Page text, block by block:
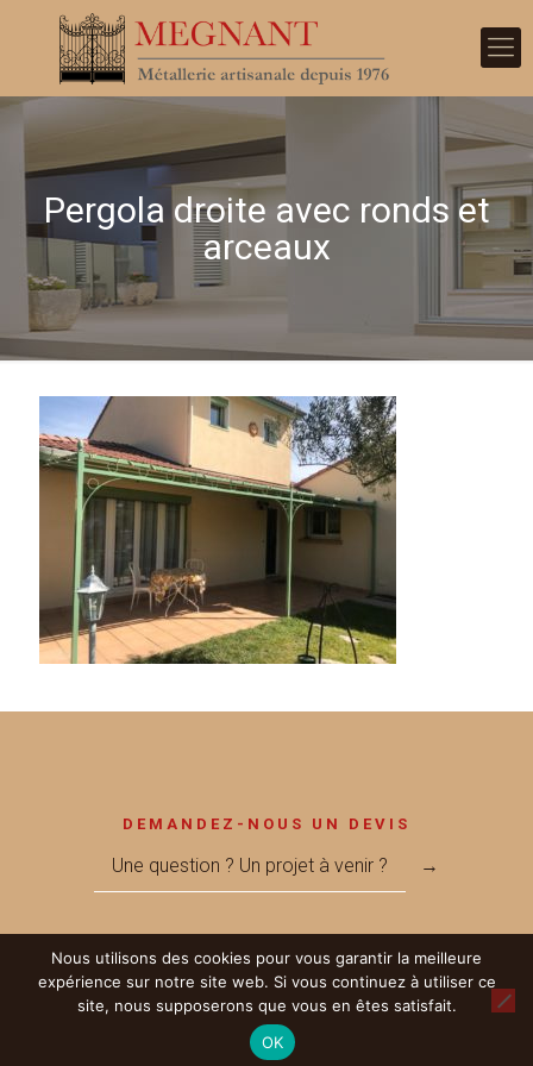
Pergola droite avec ronds et
arceaux
DEMANDEZ-NOUS UN DEVIS
Une question ? Un projet à venir ? →
© 2017 Métallerie MEGNANT - Réalisé par LICOM Développement
|RGPD
Nous utilisons des cookies pour vous garantir la meilleure
expérience sur notre site web. Si vous continuez à utiliser ce
site, nous supposerons que vous en êtes satisfait.
OK